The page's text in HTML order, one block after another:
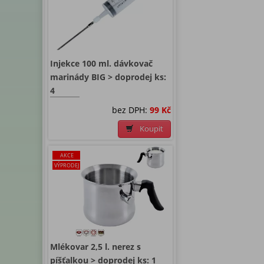
Injekce 100 ml. dávkovač
marinády BIG > doprodej ks:
4
bez DPH: 99 Kč
Koupit
AKCE
VÝPRODEJ
Mlékovar 2,5 l. nerez s
píšťalkou > doprodej ks: 1